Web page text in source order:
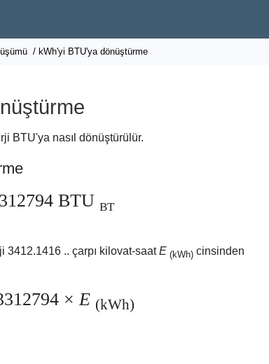
/ kWh'yi BTU'ya dönüştürme
BTU'ya nasıl dönüştürülür.
BTU BT
3412.1416 .. çarpı kilovat-saatE (kWh) cinsinden
×E (kWh)